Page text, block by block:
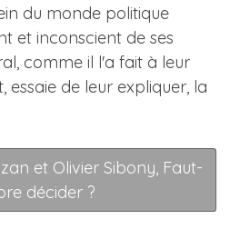
du monde politique
et inconscient de ses
comme il l'a fait à leur
de leur expliquer, la
et Olivier Sibony, Faut-
décider ?